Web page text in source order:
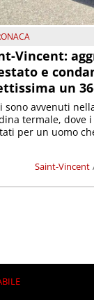
Vincent:
e
un
Saint-Vincent
sono avvenuti
termale, dove
per un uomo